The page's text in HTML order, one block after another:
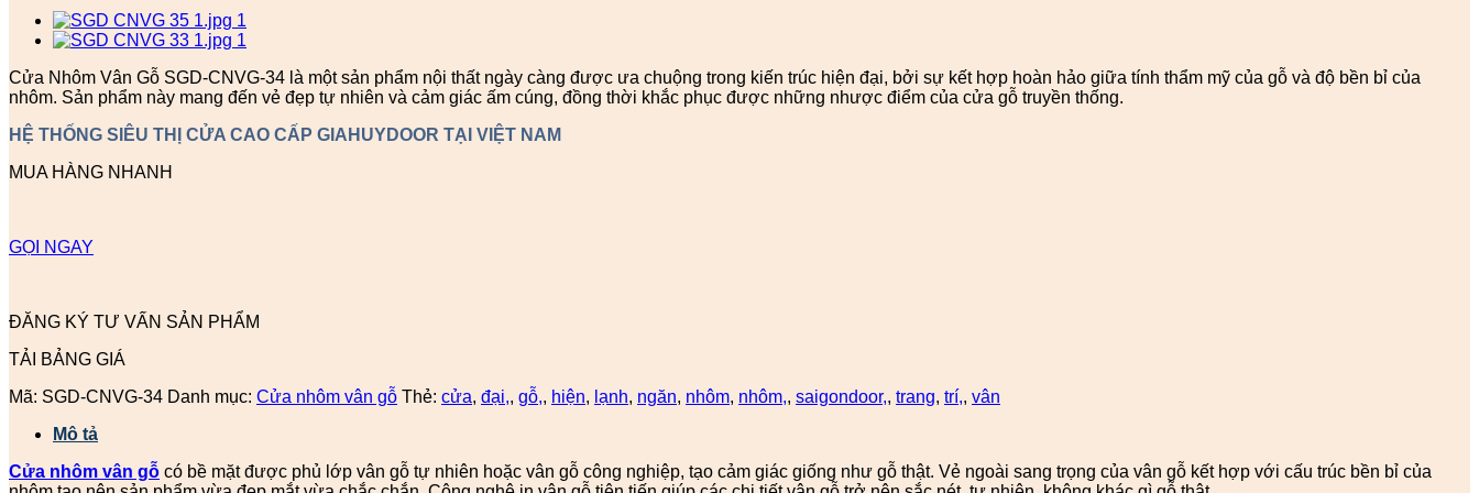
Cửa Nhôm Vân Gỗ SGD-CNVG-34 là một sản phẩm nội thất ngày càng được ưa chuộng trong kiến trúc hiện đại, bởi sự kết hợp hoàn hảo giữa tính thẩm mỹ của gỗ và độ bền bỉ của
nhôm. Sản phẩm này mang đến vẻ đẹp tự nhiên và cảm giác ấm cúng, đồng thời khắc phục được những nhược điểm của cửa gỗ truyền thống.
HỆ THỐNG SIÊU THỊ CỬA CAO CẤP GIAHUYDOOR TẠI VIỆT NAM
MUA HÀNG NHANH
GỌI NGAY
ĐĂNG KÝ TƯ VẤN SẢN PHẨM
TẢI BẢNG GIÁ
Mã: SGD-CNVG-34 Danh mục: Cửa nhôm vân gỗ Thẻ: cửa, đại,, gỗ,, hiện, lạnh, ngăn, nhôm, nhôm,, saigondoor,, trang, trí,, vân
Mô tả
Cửa nhôm vân gỗ có bề mặt được phủ lớp vân gỗ tự nhiên hoặc vân gỗ công nghiệp, tạo cảm giác giống như gỗ thật. Vẻ ngoài sang trọng của vân gỗ kết hợp với cấu trúc bền bỉ của